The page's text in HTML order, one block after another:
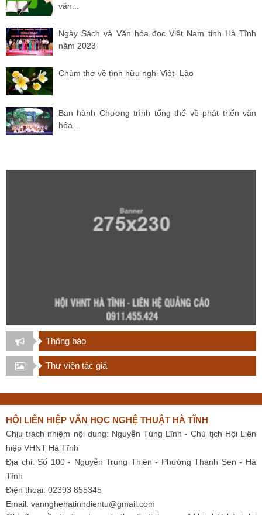
văn...
Ngày Sách và Văn hóa đọc Việt Nam tỉnh Hà Tĩnh
năm 2023
Chùm thơ về tình hữu nghị Việt- Lào
Ban hành Chương trình tổng thể về phát triển văn
hóa...
Thông báo
Thư viện tác giả
HỘI LIÊN HIỆP VĂN HỌC NGHỆ THUẬT HÀ TĨNH
Chịu trách nhiệm nội dung: Nguyễn Tùng Lĩnh - Chủ tịch Hội Liên
hiệp VHNT Hà Tĩnh
Địa chỉ: Số 100 - Nguyễn Trung Thiên - Phường Thành Sen - Hà
Tĩnh
Điện thoại: 02393 855345
Email: vannghehatinhdientu@gmail.com